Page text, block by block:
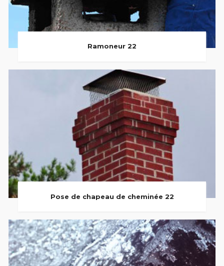
Ramoneur 22
Pose de chapeau de cheminée 22